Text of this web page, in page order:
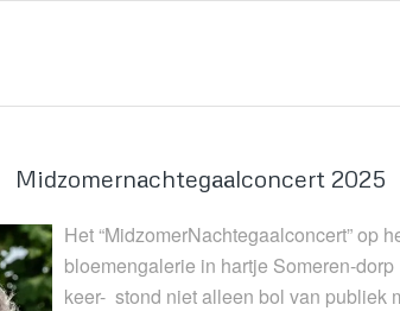
Midzomernachtegaalconcert 2025
Het “MidzomerNachtegaalconcert” op
bloemengalerie in hartje Someren-
keer- stond niet alleen bol van publiek